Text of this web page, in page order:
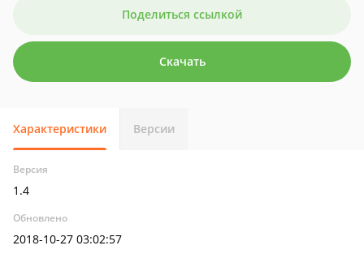
Поделиться ссылкой
Скачать
Характеристики Версии
Версия
1.4
Обновлено
2018-10-27 03:02:57